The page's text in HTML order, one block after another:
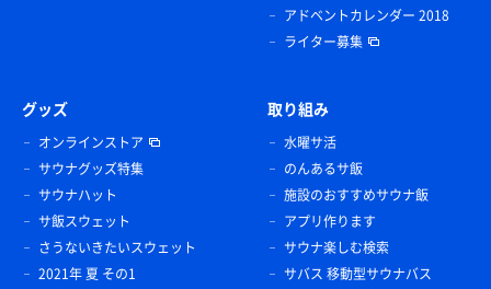
アドベントカレンダー 2018
ライター募集
グッズ
オンラインストア
サウナグッズ特集
サウナハット
サ飯スウェット
さうないきたいスウェット
2021年 夏 その1
取り組み
水曜サ活
のんあるサ飯
施設のおすすめサウナ飯
アプリ作ります
サウナ楽しむ検索
サバス 移動型サウナバス